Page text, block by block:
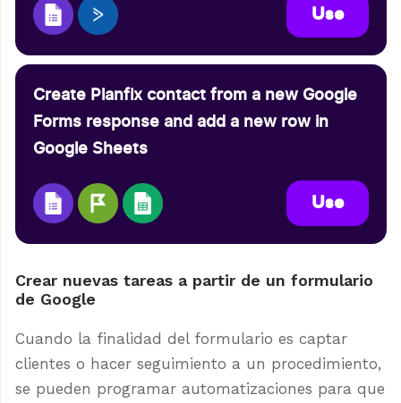
Use
Create Planfix contact from a new Google
Forms response and add a new row in
Google Sheets
Use
Crear nuevas tareas a partir de un formulario
de Google
Cuando la finalidad del formulario es captar
clientes o hacer seguimiento a un procedimiento,
se pueden programar automatizaciones para que